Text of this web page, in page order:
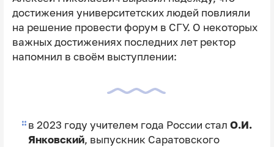
достижения университетских людей повлияли
на решение провести форум в СГУ. О некоторых
важных достижениях последних лет ректор
напомнил в своём выступлении:
в 2023 году учителем года России стал О.И.
Янковский, выпускник Саратовского